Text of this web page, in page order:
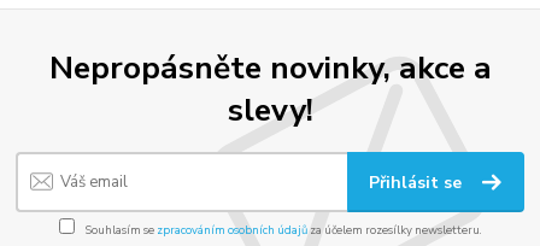
Nepropásněte novinky, akce a
slevy!
Přihlásit se
Souhlasím se zpracováním osobních údajůza účelem rozesílky newsletteru.